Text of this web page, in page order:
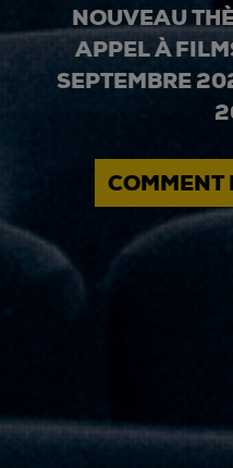
NOUVEAU
APPEL À
SEPTEMBRE
COMMENT